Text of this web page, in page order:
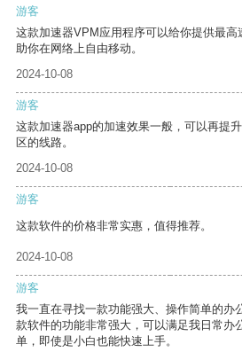
游客
这款加速器VPM应用程序可以给你提供最
助你在网络上自由移动。
2024-10-08
游客
这款加速器app的加速效果一般，可以再提
区的线路。
2024-10-08
游客
这款软件的价格非常实惠，值得推荐。
2024-10-08
游客
我一直在寻找一款功能强大、操作简单的办
款软件的功能非常强大，可以满足我日常办
单，即使是小白也能快速上手。